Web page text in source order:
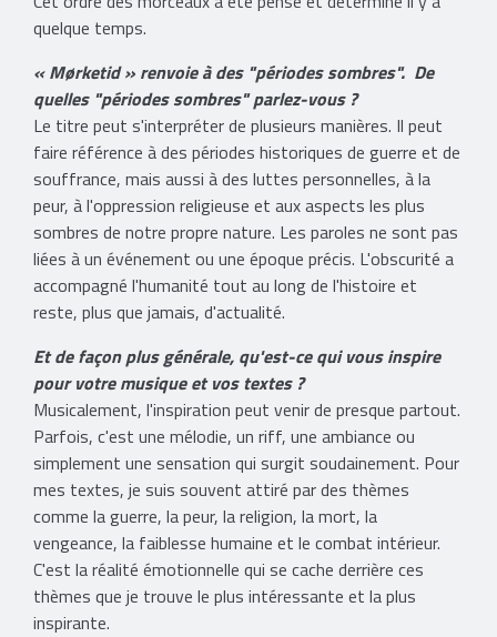
quelque temps.
« Mørketid » renvoie à des "périodes sombres". De
quelles "périodes sombres" parlez-vous ?
Le titre peut s'interpréter de plusieurs manières. Il peut
faire référence à des périodes historiques de guerre et de
souffrance, mais aussi à des luttes personnelles, à la
peur, à l'oppression religieuse et aux aspects les plus
sombres de notre propre nature. Les paroles ne sont pas
liées à un événement ou une époque précis. L'obscurité a
accompagné l'humanité tout au long de l'histoire et
reste, plus que jamais, d'actualité.
Et de façon plus générale, qu'est-ce qui vous inspire
pour votre musique et vos textes ?
Musicalement, l'inspiration peut venir de presque partout.
Parfois, c'est une mélodie, un riff, une ambiance ou
simplement une sensation qui surgit soudainement. Pour
mes textes, je suis souvent attiré par des thèmes
comme la guerre, la peur, la religion, la mort, la
vengeance, la faiblesse humaine et le combat intérieur.
C'est la réalité émotionnelle qui se cache derrière ces
thèmes que je trouve le plus intéressante et la plus
inspirante.